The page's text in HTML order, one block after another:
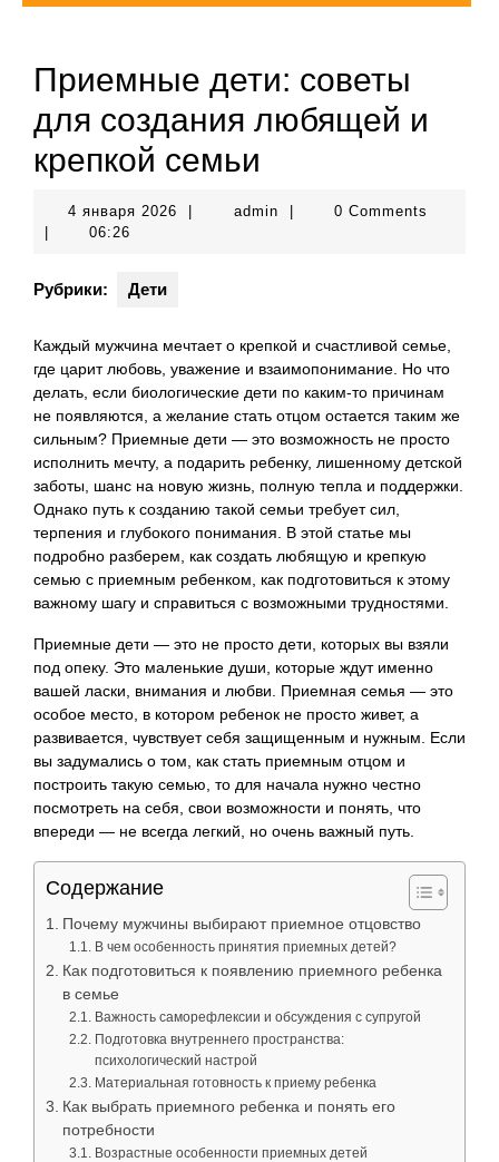
Приемные дети: советы
для создания любящей и
крепкой семьи
4 января 2026 adminadmin
0 Comments
06:26
Рубрики: Дети
Каждый мужчина мечтает о крепкой и счастливой семье,
где царит любовь, уважение и взаимопонимание. Но что
делать, если биологические дети по каким-то причинам
не появляются, а желание стать отцом остается таким же
сильным? Приемные дети — это возможность не просто
исполнить мечту, а подарить ребенку, лишенному детской
заботы, шанс на новую жизнь, полную тепла и поддержки.
Однако путь к созданию такой семьи требует сил,
терпения и глубокого понимания. В этой статье мы
подробно разберем, как создать любящую и крепкую
семью с приемным ребенком, как подготовиться к этому
важному шагу и справиться с возможными трудностями.
Приемные дети — это не просто дети, которых вы взяли
под опеку. Это маленькие души, которые ждут именно
вашей ласки, внимания и любви. Приемная семья — это
особое место, в котором ребенок не просто живет, а
развивается, чувствует себя защищенным и нужным. Если
вы задумались о том, как стать приемным отцом и
построить такую семью, то для начала нужно честно
посмотреть на себя, свои возможности и понять, что
впереди — не всегда легкий, но очень важный путь.
Содержание
Почему мужчины выбирают приемное отцовство
В чем особенность принятия приемных детей?
Как подготовиться к появлению приемного ребенка
в семье
Важность саморефлексии и обсуждения с супругой
Подготовка внутреннего пространства:
психологический настрой
Материальная готовность к приему ребенка
Как выбрать приемного ребенка и понять его
потребности
Возрастные особенности приемных детей